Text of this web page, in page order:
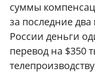
суммы
за последние два
России деньги
перевод на $350